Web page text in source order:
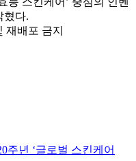
혔다.
재배포 금지
주년 ‘글로벌 스킨케어